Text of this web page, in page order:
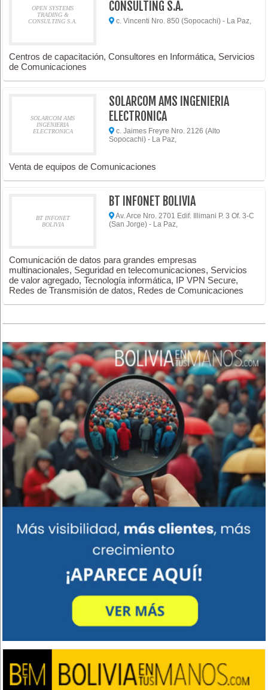
OPEN SYSTEMS
TRADING &
CONSULTING S.A.
CONSULTING S.A.
c. Vincenti Nro. 850 (Sopocachi) - La Paz,
Centros de capacitación, Consultores en Informática, Servicios
de Comunicaciones
SOLARCOM AMS
INGENIERIA
ELECTRONICA
SOLARCOM AMS INGENIERIA
ELECTRONICA
c. Jaimes Freyre Nro. 2126 (Alto
Sopocachi) - La Paz,
Venta de equipos de Comunicaciones
BT INFONET
BOLIVIA
BT INFONET BOLIVIA
Av. Arce Nro. 2701 Edif. Illimani P. 3 Of. 3-C
(San Jorge) - La Paz,
Comunicación de datos para grandes empresas
multinacionales, Seguridad en telecomunicaciones, Servicios
de valor agregado, Tecnología informática, IP VPN Secure,
Redes de Transmisión de datos, Redes de Comunicaciones